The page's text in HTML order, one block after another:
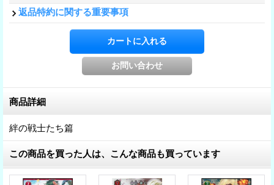
返品特約に関する重要事項
商品詳細
絆の戦士たち篇
この商品を買った人は、こんな商品も買っています